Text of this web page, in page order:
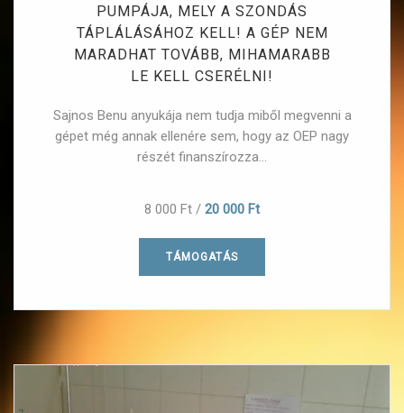
PUMPÁJA, MELY A SZONDÁS
TÁPLÁLÁSÁHOZ KELL! A GÉP NEM
MARADHAT TOVÁBB, MIHAMARABB
LE KELL CSERÉLNI!
Sajnos Benu anyukája nem tudja miből megvenni a
gépet még annak ellenére sem, hogy az OEP nagy
részét finanszírozza...
8 000 Ft / 20 000 Ft
TÁMOGATÁS